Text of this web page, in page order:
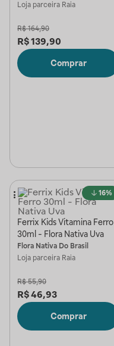
Loja parceira Raia
R$ 164,90
R$139,90
Comprar
16%
Ferrix Kids Vitamina Ferro
30ml - Flora Nativa Uva
Flora Nativa Do Brasil
Loja parceira Raia
R$ 55,90
R$46,93
Comprar